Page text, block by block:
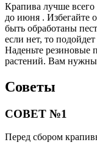
Крапива лучше всего
до июня . Избегайте
быть обработаны
если нет, то
Наденьте резиновые
растений. Вам нужны
Советы
СОВЕТ №1
Перед сбором